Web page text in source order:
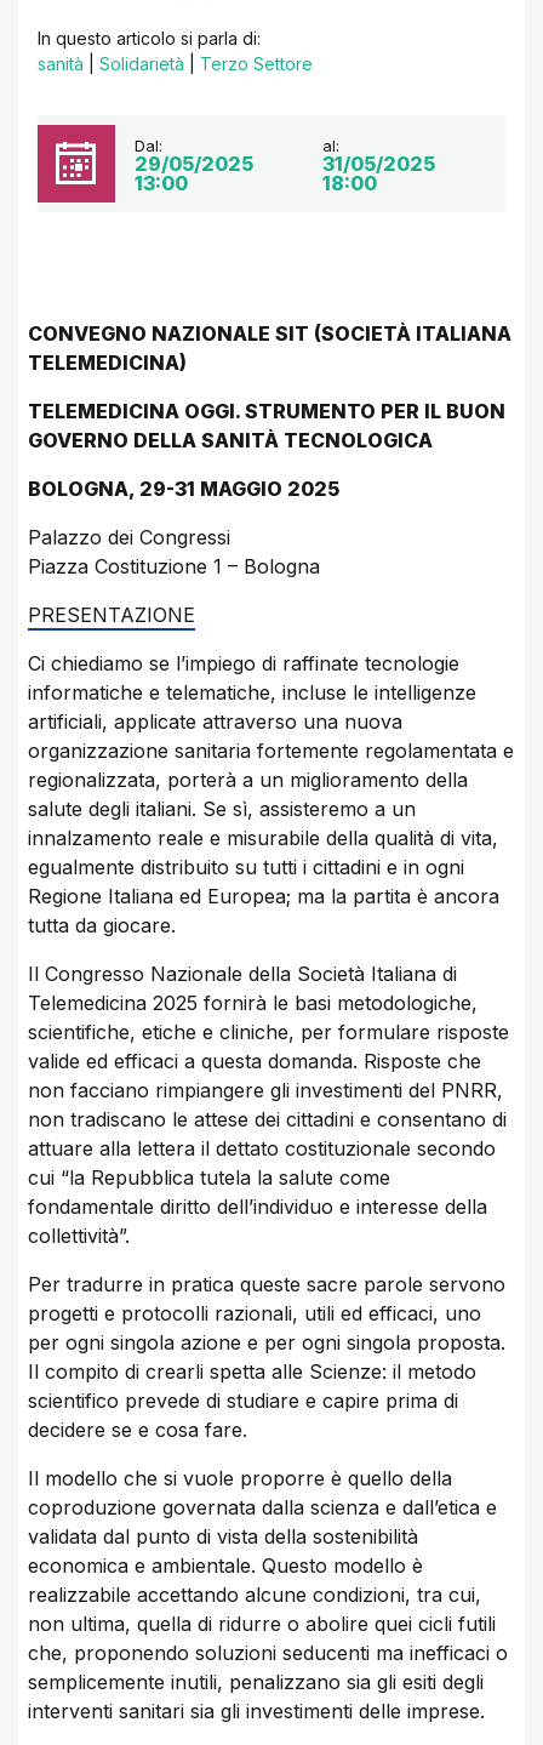
In questo articolo si parla di:
sanità
Solidarietà Terzo Settore
Dal:
29/05/2025
13:00
al:
31/05/2025
18:00
CONVEGNO NAZIONALE SIT (SOCIETÀ ITALIANA
TELEMEDICINA)
TELEMEDICINA OGGI. STRUMENTO PER IL BUON
GOVERNO DELLA SANITÀ TECNOLOGICA
BOLOGNA, 29-31 MAGGIO 2025
Palazzo dei Congressi
Piazza Costituzione 1 – Bologna
PRESENTAZIONE
Ci chiediamo se l’impiego di raffinate tecnologie
informatiche e telematiche, incluse le intelligenze
artificiali, applicate attraverso una nuova
organizzazione sanitaria fortemente regolamentata e
regionalizzata, porterà a un miglioramento della
salute degli italiani. Se sì, assisteremo a un
innalzamento reale e misurabile della qualità di vita,
egualmente distribuito su tutti i cittadini e in ogni
Regione Italiana ed Europea; ma la partita è ancora
tutta da giocare.
Il Congresso Nazionale della Società Italiana di
Telemedicina 2025 fornirà le basi metodologiche,
scientifiche, etiche e cliniche, per formulare risposte
valide ed efficaci a questa domanda. Risposte che
non facciano rimpiangere gli investimenti del PNRR,
non tradiscano le attese dei cittadini e consentano di
attuare alla lettera il dettato costituzionale secondo
cui “la Repubblica tutela la salute come
fondamentale diritto dell’individuo e interesse della
collettività”.
Per tradurre in pratica queste sacre parole servono
progetti e protocolli razionali, utili ed efficaci, uno
per ogni singola azione e per ogni singola proposta.
Il compito di crearli spetta alle Scienze: il metodo
scientifico prevede di studiare e capire prima di
decidere se e cosa fare.
Il modello che si vuole proporre è quello della
coproduzione governata dalla scienza e dall’etica e
validata dal punto di vista della sostenibilità
economica e ambientale. Questo modello è
realizzabile accettando alcune condizioni, tra cui,
non ultima, quella di ridurre o abolire quei cicli futili
che, proponendo soluzioni seducenti ma inefficaci o
semplicemente inutili, penalizzano sia gli esiti degli
interventi sanitari sia gli investimenti delle imprese.